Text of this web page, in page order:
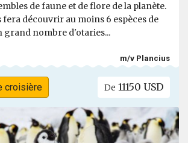
de faune et de flore de la planète.
fera découvrir au moins 6 espèces de
grand nombre d'otaries...
m/v Plancius
croisière De 11150 USD